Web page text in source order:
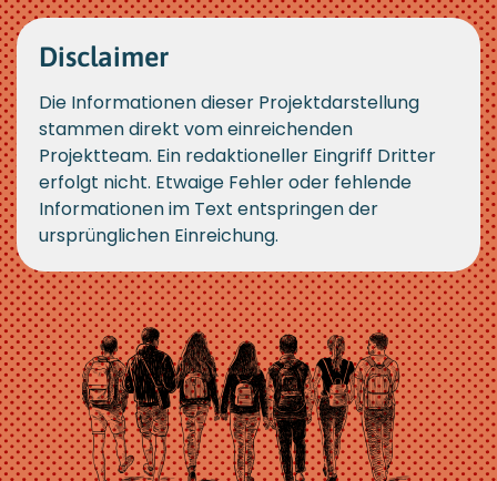
Disclaimer
Die Informationen dieser Projektdarstellung
stammen direkt vom einreichenden
Projektteam. Ein redaktioneller Eingriff Dritter
erfolgt nicht. Etwaige Fehler oder fehlende
Informationen im Text entspringen der
ursprünglichen Einreichung.